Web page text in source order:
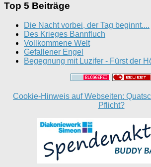
Top 5 Beiträge
Die Nacht vorbei, der Tag beginnt....
Des Krieges Bannfluch
Vollkommene Welt
Gefallener Engel
Begegnung mit Luzifer - Fürst der
Cookie-Hinweis auf Webseiten:
Pflicht?